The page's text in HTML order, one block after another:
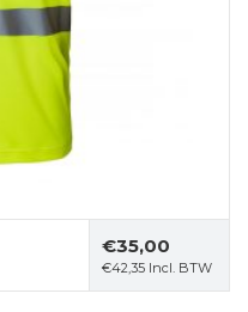
€35,00
€42,35 Incl. BTW